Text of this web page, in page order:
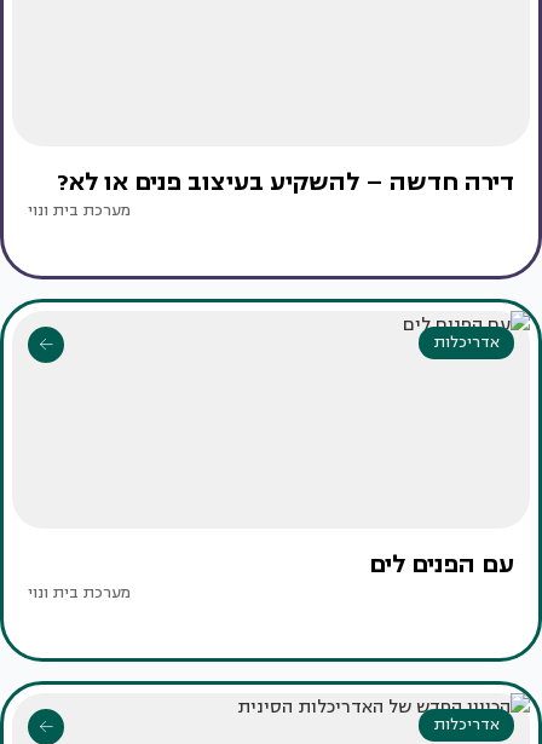
דירה חדשה – להשקיע בעיצוב פנים או לא?
מערכת בית ונוי
אדריכלות
עם הפנים לים
מערכת בית ונוי
אדריכלות